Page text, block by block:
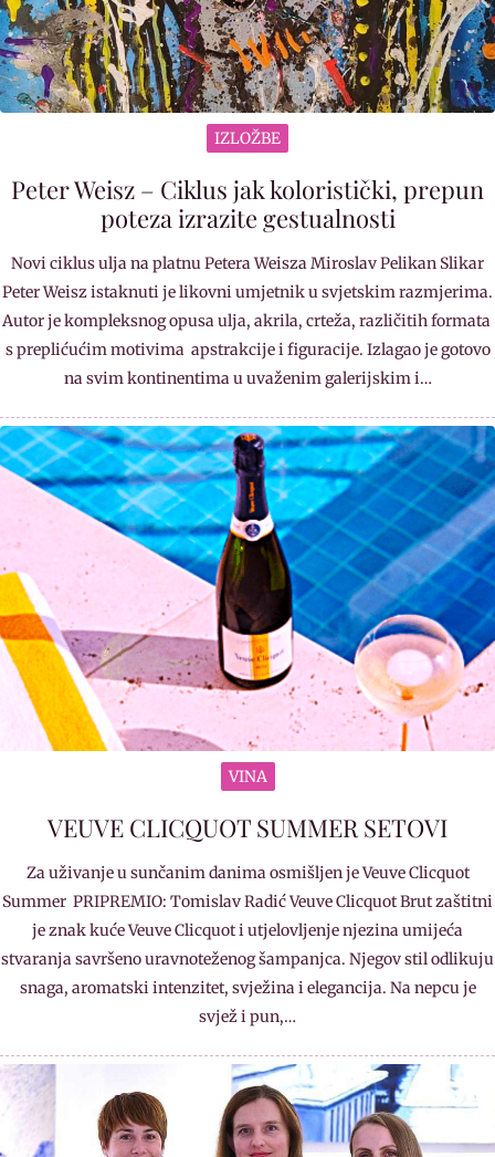
IZLOŽBE
Peter Weisz – Ciklus jak koloristički, prepun
poteza izrazite gestualnosti
Novi ciklus ulja na platnu Petera Weisza Miroslav Pelikan Slikar
Peter Weisz istaknuti je likovni umjetnik u svjetskim razmjerima.
Autor je kompleksnog opusa ulja, akrila, crteža, različitih formata
s preplićućim motivima apstrakcije i figuracije. Izlagao je gotovo
na svim kontinentima u uvaženim galerijskim i…
VINA
VEUVE CLICQUOT SUMMER SETOVI
Za uživanje u sunčanim danima osmišljen je Veuve Clicquot
Summer PRIPREMIO: Tomislav Radić Veuve Clicquot Brut zaštitni
je znak kuće Veuve Clicquot i utjelovljenje njezina umijeća
stvaranja savršeno uravnoteženog šampanjca. Njegov stil odlikuju
snaga, aromatski intenzitet, svježina i elegancija. Na nepcu je
svjež i pun,…